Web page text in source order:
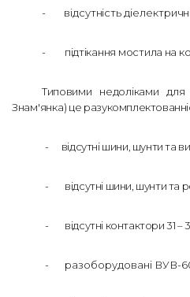
- відсутність
- підтікання мостила на
Типовими недоліками
Знам'янка) це
- відсутні шини, шунти та
- відсутні шини, шунти та
- відсутні контактори 31 –
- разоборудовані ВУВ-